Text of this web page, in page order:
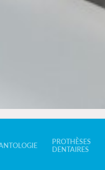
PROTHÈSES
DENTAIRES